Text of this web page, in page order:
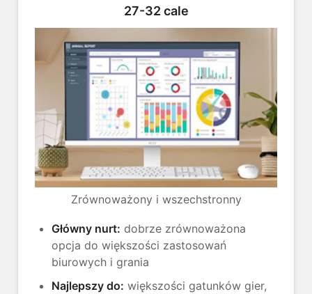
27-32 cale
Zrównoważony i wszechstronny
Główny nurt: dobrze zrównoważona
opcja do większości zastosowań
biurowych i grania
Najlepszy do: większości gatunków gier,